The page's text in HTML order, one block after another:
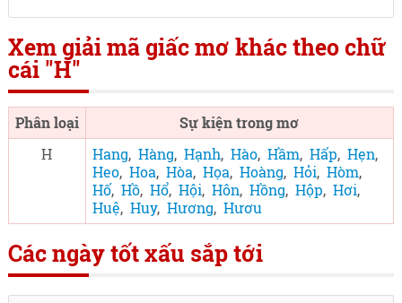
Xem giải mã giấc mơ khác theo chữ
cái "H"
Phân loại
Sự kiện trong mơ
H
Hang, Hàng, Hạnh, Hào, Hầm, Hấp, Hẹn,
Heo, Hoa, Hòa, Họa, Hoàng, Hỏi, Hòm,
Hố, Hồ, Hổ, Hội, Hôn, Hồng, Hộp, Hơi,
Huệ, Huy, Hương, Hươu
Các ngày tốt xấu sắp tới